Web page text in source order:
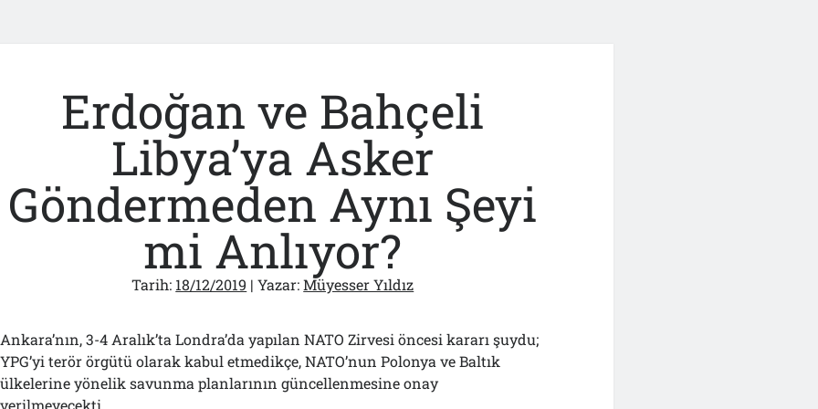
Erdoğan ve Bahçeli
Libya’ya Asker
Göndermeden Aynı Şeyi
mi Anlıyor?
Tarih: 18/12/2019 | Yazar:Müyesser Yıldız
Ankara’nın, 3-4 Aralık’ta Londra’da yapılan NATO Zirvesi öncesi kararı şuydu;
YPG’yi terör örgütü olarak kabul etmedikçe, NATO’nun Polonya ve Baltık
ülkelerine yönelik savunma planlarının güncellenmesine onay
verilmeyecekti.